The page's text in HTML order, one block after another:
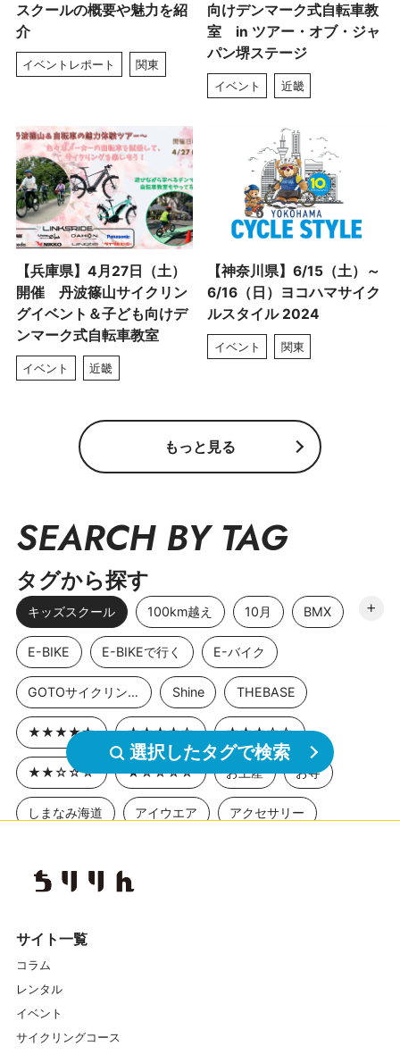
スクールの概要や魅力を紹
介
イベントレポート 関東
向けデンマーク式自転車教
室 in ツアー・オブ・ジャ
パン堺ステージ
イベント 近畿
【兵庫県】4月27日（土）
開催 丹波篠山サイクリン
グイベント＆子ども向けデ
ンマーク式自転車教室
イベント 近畿
【神奈川県】6/15（土）～
6/16（日）ヨコハマサイク
ルスタイル 2024
イベント 関東
もっと見る
SEARCH BY TAG
タグから探す
キッズスクール 100km越え 10月 BMX
E-BIKE E-BIKEで行く E-バイク
GOTOサイクリングスポット Shine THEBASE
★★★★★ ★★★★☆ ★★★☆☆
★★☆☆☆ ★☆☆☆☆ お土産 お寺
しまなみ海道 アイウエア アクセサリー
イベントレポート
オフロード
カスタム
ガイドマイスター
選択したタグで検索
サイト一覧
コラム
レンタル
イベント
サイクリングコース